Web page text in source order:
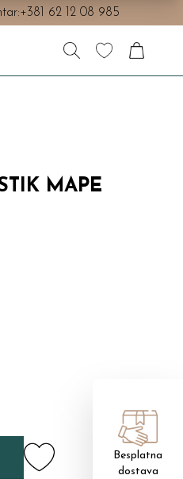
+381 62 12 08 985
MAPE
Besplatna
dostava